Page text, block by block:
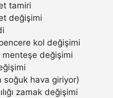
tamiri
değişimi
kol değişimi
değişimi
soğuk hava giriyor)
zamak değişimi